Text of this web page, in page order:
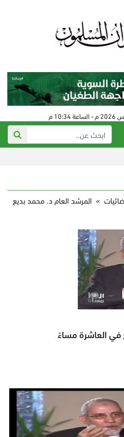
» المرشد العام د. محمد بديع
في العاشرة مساءً